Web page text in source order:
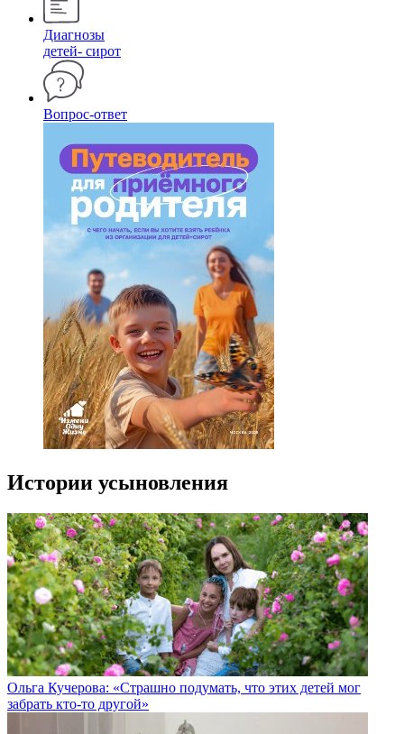
Диагнозы
детей- сирот
Вопрос-ответ
Истории усыновления
Ольга Кучерова: «Страшно подумать, что этих детей мог
забрать кто-то другой»